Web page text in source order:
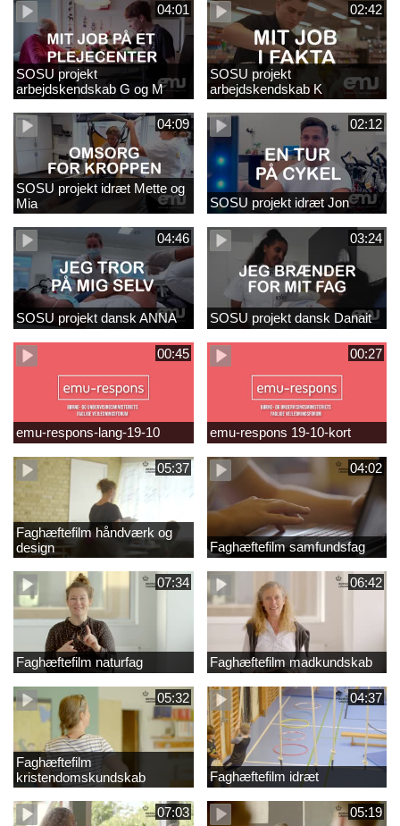
04:01
SOSU projekt
arbejdskendskab G og M
02:42
SOSU projekt
arbejdskendskab K
04:09
SOSU projekt idræt Mette og
Mia
02:12
SOSU projekt idræt Jon
04:46
SOSU projekt dansk ANNA
03:24
SOSU projekt dansk Danait
00:45
emu-respons-lang-19-10
00:27
emu-respons 19-10-kort
05:37
Faghæftefilm håndværk og
design
04:02
Faghæftefilm samfundsfag
07:34
Faghæftefilm naturfag
06:42
Faghæftefilm madkundskab
05:32
Faghæftefilm
kristendomskundskab
04:37
Faghæftefilm idræt
07:03 05:19